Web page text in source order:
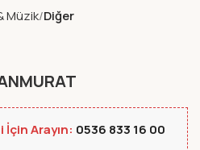
Müzik Diğer
İçin Arayın: 0536 833 16 00